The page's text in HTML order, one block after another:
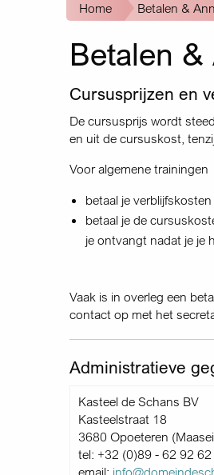
Kruimelpad
Home Betalen &
Betalen
Cursusprijzen en
De cursusprijs wordt
en uit de cursuskost,
Voor algemene trainingen
betaal je
betaal je de
je ontvangt nadat je je
Vaak is in overleg een
contact op met het
Administratieve
Kasteel de Schans BV
Kasteelstraat 18
3680 Opoeteren
tel: +32 (0)89 - 62 92 62
email: